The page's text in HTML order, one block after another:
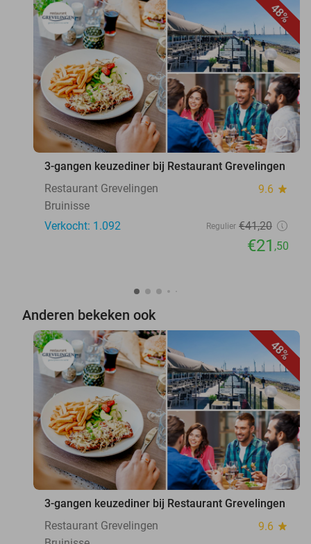
48%
favorite_border
3-gangen keuzediner bij Restaurant Grevelingen
Restaurant Grevelingen
9.6 star
Bruinisse
Verkocht: 1.092
Regulier €41,20
€21 ,50
Anderen bekeken ook
48%
favorite_border
3-gangen keuzediner bij Restaurant Grevelingen
Restaurant Grevelingen
9.6 star